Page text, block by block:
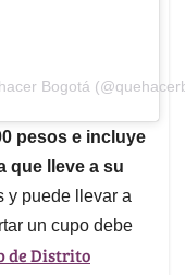
Bogotá
pesos e incluye
que lleve a su
y puede llevar a
un cupo debe
de Distrito